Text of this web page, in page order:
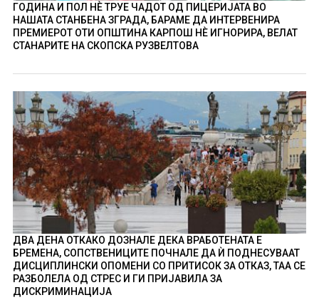
ГОДИНА И ПОЛ НÈ ТРУЕ ЧАДОТ ОД ПИЦЕРИЈАТА ВО
НАШАТА СТАНБЕНА ЗГРАДА, БАРАМЕ ДА ИНТЕРВЕНИРА
ПРЕМИЕРОТ ОТИ ОПШТИНА КАРПОШ НÈ ИГНОРИРА, ВЕЛАТ
СТАНАРИТЕ НА СКОПСКА РУЗВЕЛТОВА
ДВА ДЕНА ОТКАКО ДОЗНАЛЕ ДЕКА ВРАБОТЕНАТА Е
БРЕМЕНА, СОПСТВЕНИЦИТЕ ПОЧНАЛЕ ДА Ѝ ПОДНЕСУВААТ
ДИСЦИПЛИНСКИ ОПОМЕНИ СО ПРИТИСОК ЗА ОТКАЗ, ТАА СЕ
РАЗБОЛЕЛА ОД СТРЕС И ГИ ПРИЈАВИЛА ЗА
ДИСКРИМИНАЦИЈА